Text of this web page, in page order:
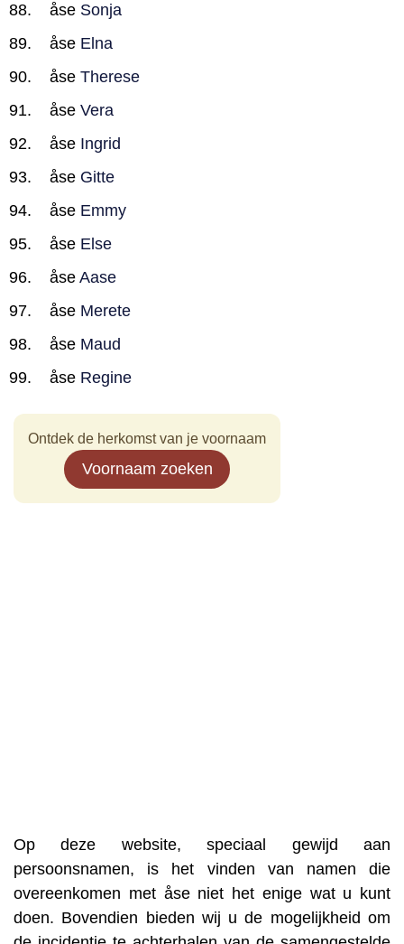
åse Sonja
åse Elna
åse Therese
åse Vera
åse Ingrid
åse Gitte
åse Emmy
åse Else
åse Aase
åse Merete
åse Maud
åse Regine
Ontdek de herkomst van je voornaam
Voornaam zoeken
Op deze website, speciaal gewijd aan
persoonsnamen, is het vinden van namen die
overeenkomen met åse niet het enige wat u kunt
doen. Bovendien bieden wij u de mogelijkheid om